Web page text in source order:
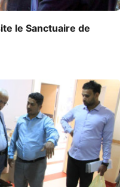
le Sanctuaire de